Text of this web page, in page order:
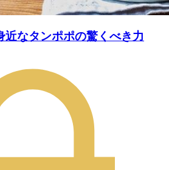
なタンポポの驚くべき力